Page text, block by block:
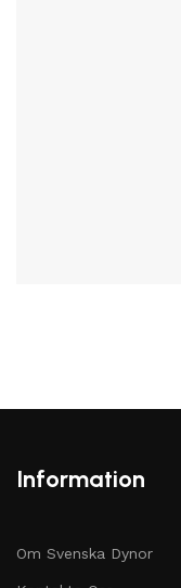
Information
Om Svenska Dynor